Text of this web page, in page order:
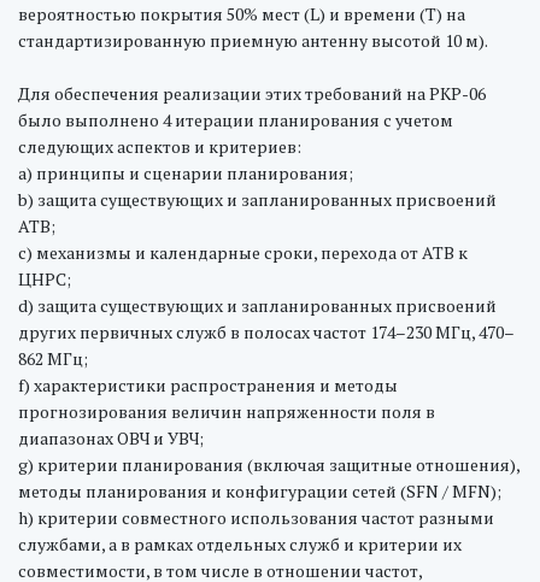
вероятностью покрытия 50% мест (L) и времени (T) на
стандартизированную приемную антенну высотой 10 м).
Для обеспечения реализации этих требований на РКР-06
было выполнено 4 итерации планирования с учетом
следующих аспектов и критериев:
а) принципы и сценарии планирования;
b) защита существующих и запланированных присвоений
АТВ;
с) механизмы и календарные сроки, перехода от АТВ к
ЦНРС;
d) защита существующих и запланированных присвоений
других первичных служб в полосах частот 174–230 МГц, 470–
862 МГц;
f) характеристики распространения и методы
прогнозирования величин напряженности поля в
диапазонах ОВЧ и УВЧ;
g) критерии планирования (включая защитные отношения),
методы планирования и конфигурации сетей (SFN / МFN);
h) критерии совместного использования частот разными
службами, а в рамках отдельных служб и критерии их
совместимости, в том числе в отношении частот,